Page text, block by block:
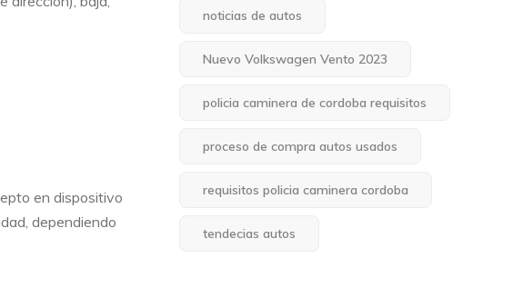
en dispositivo
dependiendo
noticias de autos
Nuevo Volkswagen Vento 2023
policia caminera de cordoba requisitos
proceso de compra autos usados
requisitos policia caminera cordoba
tendecias autos